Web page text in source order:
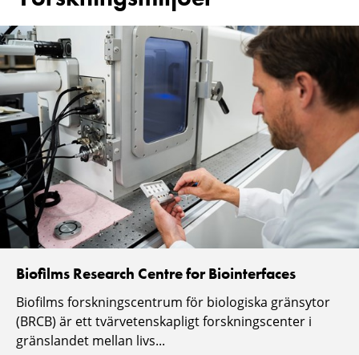
Biofilms Research Centre for Biointerfaces
Biofilms forskningscentrum för biologiska gränsytor
(BRCB) är ett tvärvetenskapligt forskningscenter i
gränslandet mellan livs...